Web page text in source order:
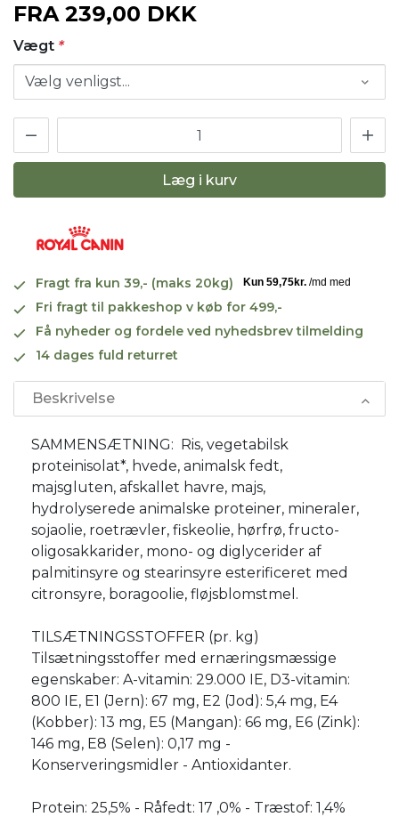
FRA 239,00 DKK
Vægt *
Læg i kurv
Fragt fra kun 39,- (maks 20kg)
Fri fragt til pakkeshop v køb for 499,-
Få nyheder og fordele ved nyhedsbrev tilmelding
14 dages fuld returret
Beskrivelse
SAMMENSÆTNING: Ris, vegetabilsk
proteinisolat*, hvede, animalsk fedt,
majsgluten, afskallet havre, majs,
hydrolyserede animalske proteiner, mineraler,
sojaolie, roetrævler, fiskeolie, hørfrø, fructo-
oligosakkarider, mono- og diglycerider af
palmitinsyre og stearinsyre esterificeret med
citronsyre, boragoolie, fløjsblomstmel.
TILSÆTNINGSSTOFFER (pr. kg)
Tilsætningsstoffer med ernæringsmæssige
egenskaber: A-vitamin: 29.000 IE, D3-vitamin:
800 IE, E1 (Jern): 67 mg, E2 (Jod): 5,4 mg, E4
(Kobber): 13 mg, E5 (Mangan): 66 mg, E6 (Zink):
146 mg, E8 (Selen): 0,17 mg -
Konserveringsmidler - Antioxidanter.
Protein: 25,5% - Råfedt: 17 ,0% - Træstof: 1,4%